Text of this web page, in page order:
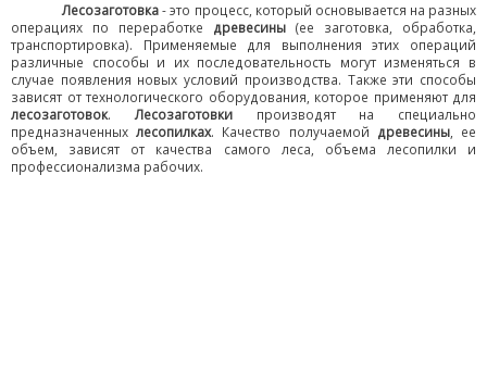
Лесозаготовка- это процесс, который основывается на разных
операциях по переработке древесины(ее заготовка, обработка,
транспортировка). Применяемые для выполнения этих операций
различные способы и их последовательность могут изменяться в
случае появления новых условий производства. Также эти способы
зависят от технологического оборудования, которое применяют для
лесозаготовок. Лесозаготовкипроизводят на специально
предназначенныхлесопилках. Качество получаемой древесины, ее
объем, зависят от качества самого леса, объема лесопилки и
профессионализма рабочих.